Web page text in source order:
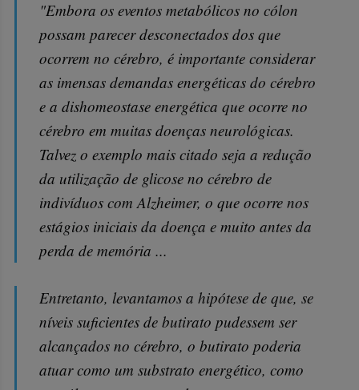
"Embora os eventos metabólicos no cólon
possam parecer desconectados dos que
ocorrem no cérebro, é importante considerar
as imensas demandas energéticas do cérebro
e a dishomeostase energética que ocorre no
cérebro em muitas doenças neurológicas.
Talvez o exemplo mais citado seja a redução
da utilização de glicose no cérebro de
indivíduos com Alzheimer, o que ocorre nos
estágios iniciais da doença e muito antes da
perda de memória ...
Entretanto, levantamos a hipótese de que, se
níveis suficientes de butirato pudessem ser
alcançados no cérebro, o butirato poderia
atuar como um substrato energético, como